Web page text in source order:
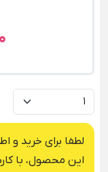
لطفا برای خرید و
این محصول، با